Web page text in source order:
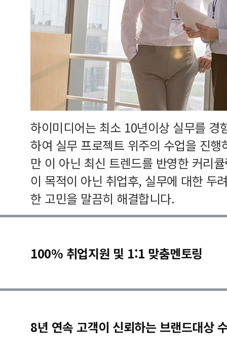
하이미디어는 최소 10년이상 실무를 경
하여 실무 프로젝트 위주의 수업을 진
만 이 아닌 최신 트렌드를 반영한 커리
이 목적이 아닌 취업후, 실무에 대한 두
한 고민을 말끔히 해결합니다.
100% 취업지원 및 1:1 맞춤멘토링
8년 연속 고객이 신뢰하는 브랜드대상